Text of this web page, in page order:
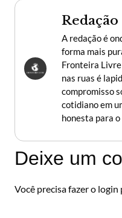
Redação
A redação é
forma mais
Fronteira
nas ruas é
compromisso
cotidiano em
honesta para
Deixe um
Você precisa fazer o login